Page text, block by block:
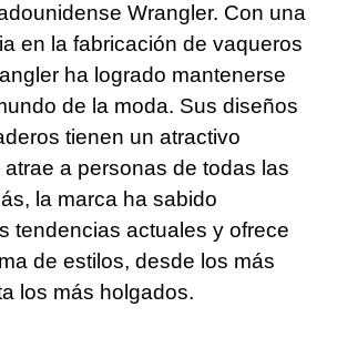
Wrangler. ⁤Con una
en la​ fabricación de vaqueros
ha logrado mantenerse
de la moda. Sus diseños
tienen un atractivo
a personas de todas ⁢las⁣
la marca ​ha ⁤sabido
tendencias actuales y‍ ofrece
de estilos, desde los más
los más holgados.